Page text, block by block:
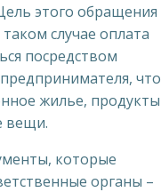
этого обращения
случае оплата
посредством
что
жилье, продукты
вещи.
которые
органы –